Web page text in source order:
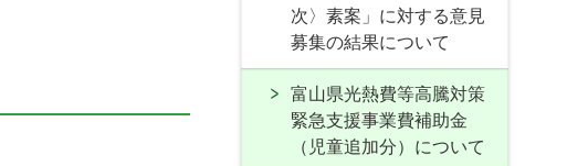
次〉素案」に対する意見
募集の結果について
富山県光熱費等高騰対策
緊急支援事業費補助金
（児童追加分）について